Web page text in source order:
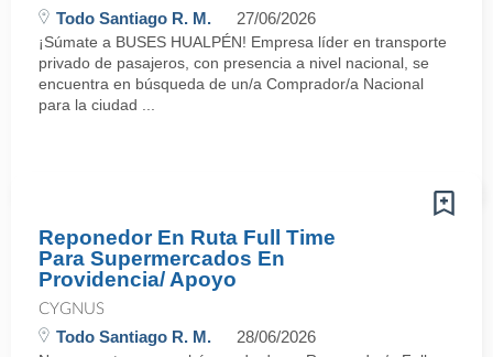
Todo Santiago R. M. 27/06/2026
¡Súmate a BUSES HUALPÉN! Empresa líder en transporte
privado de pasajeros, con presencia a nivel nacional, se
encuentra en búsqueda de un/a Comprador/a Nacional
para la ciudad ...
Reponedor En Ruta Full Time
Para Supermercados En
Providencia/ Apoyo
CYGNUS
Todo Santiago R. M. 28/06/2026